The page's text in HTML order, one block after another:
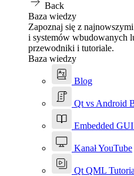
Back
Baza wiedzy
Zapoznaj się z
i systemów wbudowanych
przewodniki i tutoriale.
Baza wiedzy
Blog
Qt vs Android
Embedded
Kanał YouTube
Qt QML